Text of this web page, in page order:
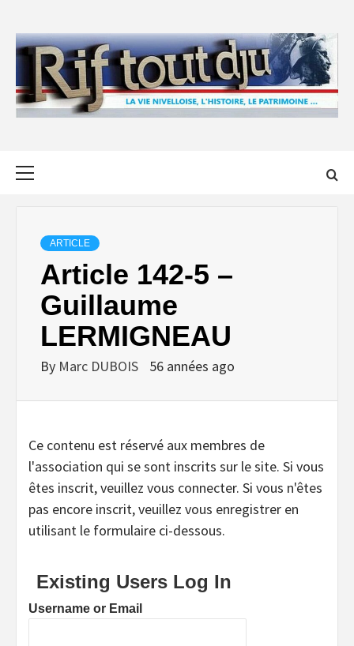
content
ARTICLE
Article 142-5 –
Guillaume
LERMIGNEAU
By Marc DUBOIS 56 années ago
Ce contenu est réservé aux membres de
l'association qui se sont inscrits sur le site. Si vous
êtes inscrit, veuillez vous connecter. Si vous n'êtes
pas encore inscrit, veuillez vous enregistrer en
utilisant le formulaire ci-dessous.
Existing Users Log In
Username or Email